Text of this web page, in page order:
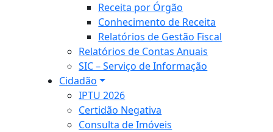
Receita por Órgão
Conhecimento de Receita
Relatórios de Gestão Fiscal
Relatórios de Contas Anuais
SIC – Serviço de Informação
Cidadão
IPTU 2026
Certidão Negativa
Consulta de Imóveis